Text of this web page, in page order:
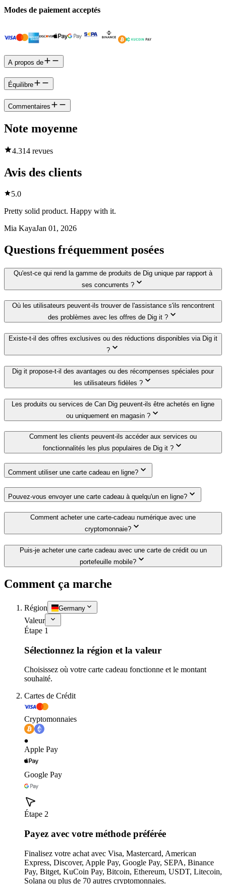
Modes de paiement acceptés
A propos de
Équilibre
Commentaires
Note moyenne
4.314 revues
Avis des clients
5.0
Pretty solid product. Happy with it.
Mia KayaJan 01, 2026
Questions fréquemment posées
Qu'est-ce qui rend la gamme de produits de Dig unique par rapport à
ses concurrents ?
Où les utilisateurs peuvent-ils trouver de l'assistance s'ils rencontrent
des problèmes avec les offres de Dig it ?
Existe-t-il des offres exclusives ou des réductions disponibles via Dig it
?
Dig it propose-t-il des avantages ou des récompenses spéciales pour
les utilisateurs fidèles ?
Les produits ou services de Can Dig peuvent-ils être achetés en ligne
ou uniquement en magasin ?
Comment les clients peuvent-ils accéder aux services ou
fonctionnalités les plus populaires de Dig it ?
Comment utiliser une carte cadeau en ligne?
Pouvez-vous envoyer une carte cadeau à quelqu'un en ligne?
Comment acheter une carte-cadeau numérique avec une
cryptomonnaie?
Puis-je acheter une carte cadeau avec une carte de crédit ou un
portefeuille mobile?
Comment ça marche
Région Germany
Valeur
Étape 1
Sélectionnez la région et la valeur
Choisissez où votre carte cadeau fonctionne et le montant
souhaité.
Cartes de Crédit
Cryptomonnaies
Apple Pay
Google Pay
Étape 2
Payez avec votre méthode préférée
Finalisez votre achat avec Visa, Mastercard, American
Express, Discover, Apple Pay, Google Pay, SEPA, Binance
Pay, Bitget, KuCoin Pay, Bitcoin, Ethereum, USDT, Litecoin,
Solana ou plus de 70 autres cryptomonnaies.